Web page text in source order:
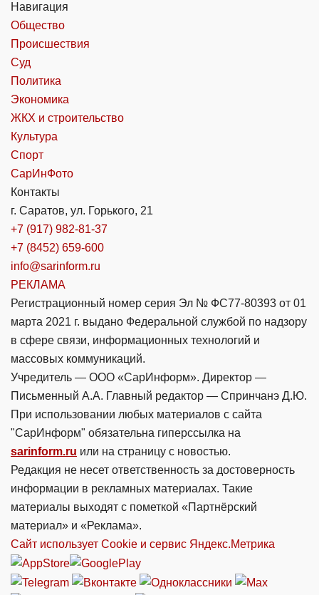
Навигация
Общество
Происшествия
Суд
Политика
Экономика
ЖКХ и строительство
Культура
Спорт
СарИнФото
Контакты
г. Саратов, ул. Горького, 21
+7 (917) 982-81-37
+7 (8452) 659-600
info@sarinform.ru
РЕКЛАМА
Регистрационный номер серия Эл № ФС77-80393 от 01
марта 2021 г. выдано Федеральной службой по надзору
в сфере связи, информационных технологий и
массовых коммуникаций.
Учредитель — ООО «СарИнформ». Директор —
Письменный А.А. Главный редактор — Спринчанэ Д.Ю.
При использовании любых материалов с сайта
"СарИнформ" обязательна гиперссылка на
sarinform.ru или на страницу с новостью.
Редакция не несет ответственность за достоверность
информации в рекламных материалах. Такие
материалы выходят с пометкой «Партнёрский
материал» и «Реклама».
Сайт использует Cookie и сервиc Яндекс.Метрика